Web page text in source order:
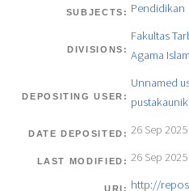
SUBJECTS: Pendidikan
DIVISIONS:
Fakultas
Agama Islam
DEPOSITING USER:
Unnamed
DATE DEPOSITED: 26 Sep
LAST MODIFIED: 26 Sep
URI: http://